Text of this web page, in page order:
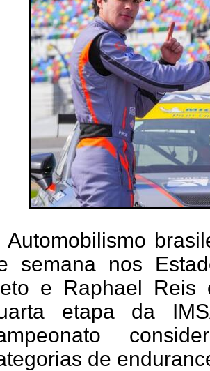
Automobilismo
semana nos
e Raphael Reis
etapa da
de